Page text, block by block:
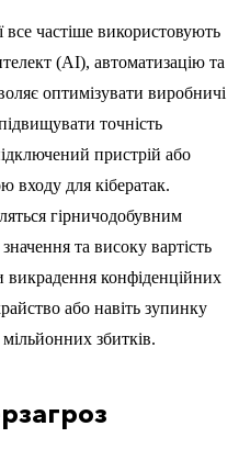
все частіше використовують
(AI), автоматизацію та
оптимізувати виробничі
точність
пристрій або
входу для кібератак.
гірничодобувним
та високу вартість
конфіденційних
або навіть зупинку
збитків.